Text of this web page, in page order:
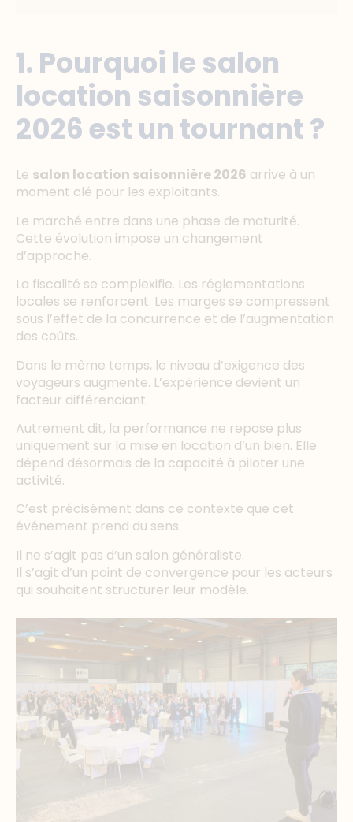
1. Pourquoi le salon
location saisonnière
2026 est un tournant ?
Le salon location saisonnière 2026 arrive à un
moment clé pour les exploitants.
Le marché entre dans une phase de maturité.
Cette évolution impose un changement
d’approche.
La fiscalité se complexifie. Les réglementations
locales se renforcent. Les marges se compressent
sous l’effet de la concurrence et de l’augmentation
des coûts.
Dans le même temps, le niveau d’exigence des
voyageurs augmente. L’expérience devient un
facteur différenciant.
Autrement dit, la performance ne repose plus
uniquement sur la mise en location d’un bien. Elle
dépend désormais de la capacité à piloter une
activité.
C’est précisément dans ce contexte que cet
événement prend du sens.
Il ne s’agit pas d’un salon généraliste.
Il s’agit d’un point de convergence pour les acteurs
qui souhaitent structurer leur modèle.